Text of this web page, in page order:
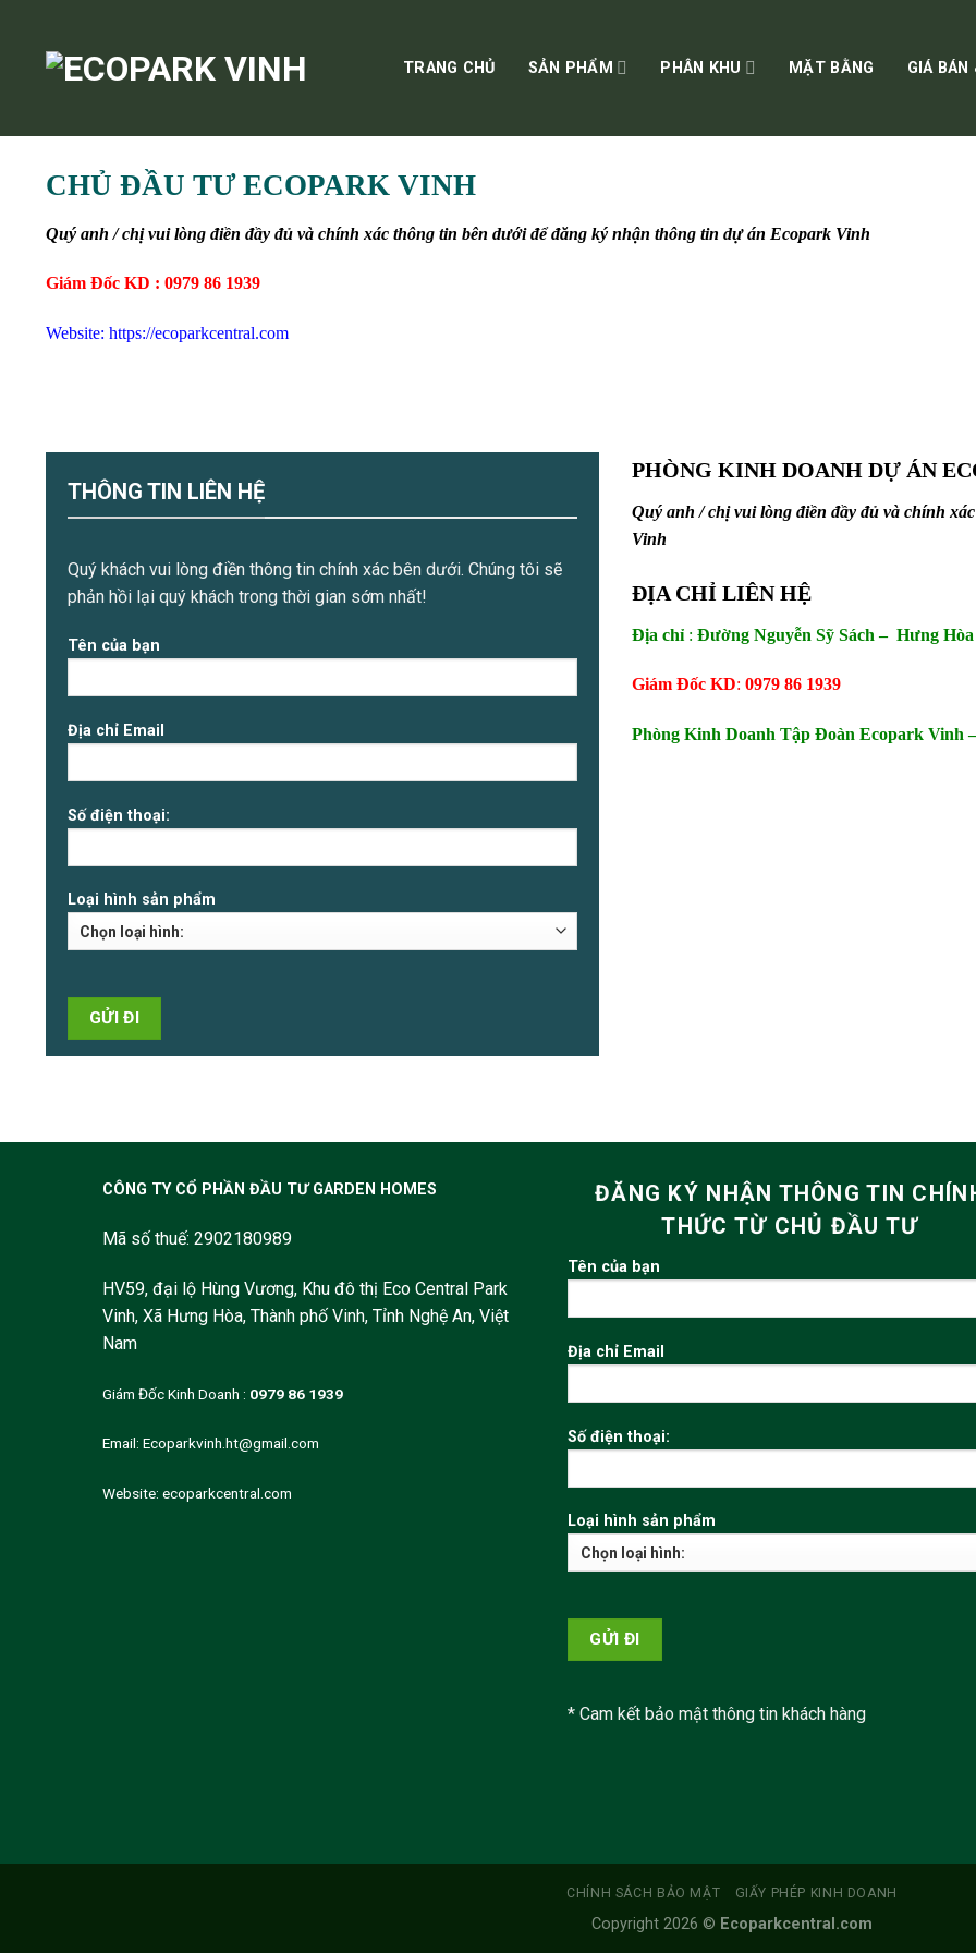
content
TRANG CHỦ SẢN PHẨM PHÂN KHU MẶT BẰNG GIÁ BÁN
CHỦ ĐẦU TƯ ECOPARK VINH
Quý anh / chị vui lòng điền đầy đủ và chính xác thông tin bên dưới để đăng ký nhận thông tin dự án Ecopark Vinh
Giám Đốc KD : 0979 86 1939
Website: https://ecoparkcentral.com
THÔNG TIN LIÊN HỆ
Quý khách vui lòng điền thông tin chính xác bên dưới. Chúng tôi sẽ
phản hồi lại quý khách trong thời gian sớm nhất!
Tên của bạn
Địa chỉ Email
Số điện thoại:
Loại hình sản phẩm
PHÒNG KINH DOANH DỰ ÁN
Quý anh / chị vui lòng điền đầy đủ và chính
Vinh
ĐỊA CHỈ LIÊN HỆ
Địa chỉ: Đường Nguyễn Sỹ Sách – Hưng
Giám Đốc KD: 0979 86 1939
Phòng Kinh Doanh Tập Đoàn Ecopark Vinh
CÔNG TY CỔ PHẦN ĐẦU TƯ GARDEN HOMES
Mã số thuế: 2902180989
HV59, đại lộ Hùng Vương, Khu đô thị Eco Central Park
Vinh, Xã Hưng Hòa, Thành phố Vinh, Tỉnh Nghệ An, Việt
Nam
Giám Đốc Kinh Doanh : 0979 86 1939
Email: Ecoparkvinh.ht@gmail.com
Website: ecoparkcentral.com
ĐĂNG KÝ NHẬN THÔNG TIN
THỨC TỪ CHỦ ĐẦU TƯ
Tên của bạn
Địa chỉ Email
Số điện thoại:
Loại hình sản phẩm
* Cam kết bảo mật thông tin khách hàng
CHÍNH SÁCH BẢO MẬT GIẤY PHÉP KINH DOANH
Copyright 2026 © Ecoparkcentral.com